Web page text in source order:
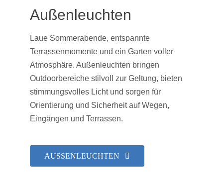
Außenleuchten
Laue Sommerabende, entspannte
Terrassenmomente und ein Garten voller
Atmosphäre. Außenleuchten bringen
Outdoorbereiche stilvoll zur Geltung, bieten
stimmungsvolles Licht und sorgen für
Orientierung und Sicherheit auf Wegen,
Eingängen und Terrassen.
AUSSENLEUCHTEN